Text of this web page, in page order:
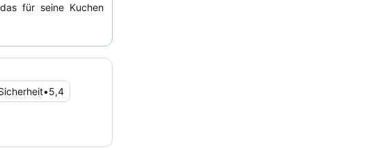
für seine Kuchen
•5,4